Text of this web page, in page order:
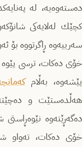
دەستەوەیە، لە
کچێك لەلایەکی
سه‌رییه‌وه‌ ڕاگرتووه‌ بۆ
خۆی دەکات، ترسی پێوە
پێشەوە، بەڵام
هەڵدەستێت و
دەگەڕێتەوە
خۆی دەکات، تەواو